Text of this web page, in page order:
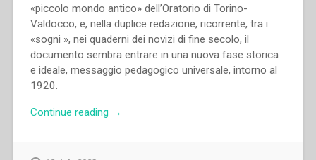
«piccolo mondo antico» dell’Oratorio di Torino-
Valdocco, e, nella duplice redazione, ricorrente, tra i
«sogni », nei quaderni dei novizi di fine secolo, il
documento sembra entrare in una nuova fase storica
e ideale, messaggio pedagogico universale, intorno al
1920.
Continue reading “Pietro
→